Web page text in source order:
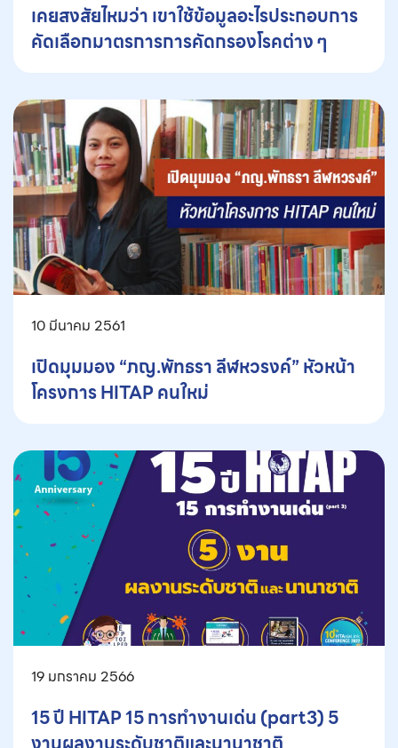
เคยสงสัยไหมว่า เขาใช้ข้อมูลอะไรประกอบการ
คัดเลือกมาตรการการคัดกรองโรคต่าง ๆ
10 มีนาคม 2561
เปิดมุมมอง “ภญ.พัทธรา ลีฬหวรงค์” หัวหน้า
โครงการ HITAP คนใหม่
19 มกราคม 2566
15 ปี HITAP 15 การทำงานเด่น (part3) 5